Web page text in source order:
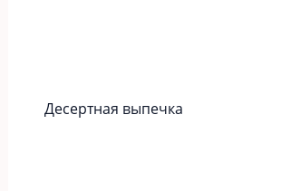
Десертная выпечка